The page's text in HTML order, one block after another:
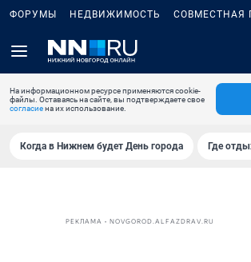
ФОРУМЫ НЕДВИЖИМОСТЬ СОВМЕСТНАЯ
На информационном ресурсе применяются cookie-
файлы. Оставаясь на сайте, вы подтверждаете свое
согласиена их использование.
Когда в Нижнем будет День города Где
РЕКЛАМА • NOVGOROD.ALFAZDRAV.RU